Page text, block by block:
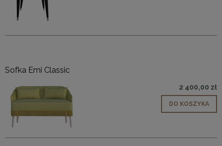
Sofka Emi Classic
2 400,00 zł
DO KOSZYKA